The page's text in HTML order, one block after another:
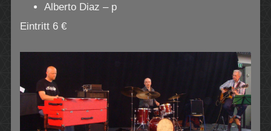
Alberto Diaz – p
Eintritt 6 €